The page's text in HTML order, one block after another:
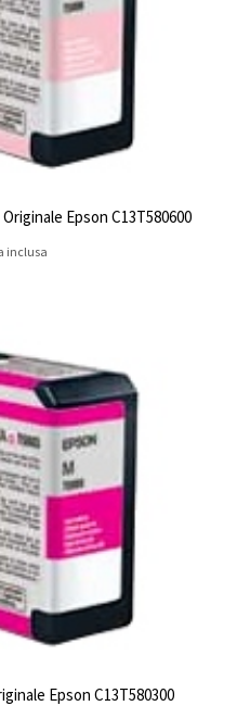
Epson C13T580600
inclusa
Epson C13T580300